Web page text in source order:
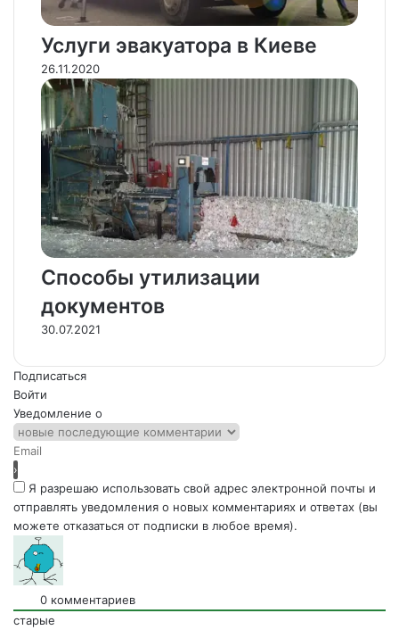
Услуги эвакуатора в Киеве
26.11.2020
Способы утилизации
документов
30.07.2021
Подписаться
Войти
Уведомление о
Я разрешаю использовать свой адрес электронной почты и
отправлять уведомления о новых комментариях и ответах (вы
можете отказаться от подписки в любое время).
0 комментариев
старые